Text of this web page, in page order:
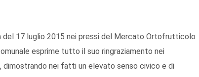
del 17 luglio 2015 nei pressi del Mercato Ortofrutticolo
esprime tutto il suo ringraziamento nei
nei fatti un elevato senso civico e di